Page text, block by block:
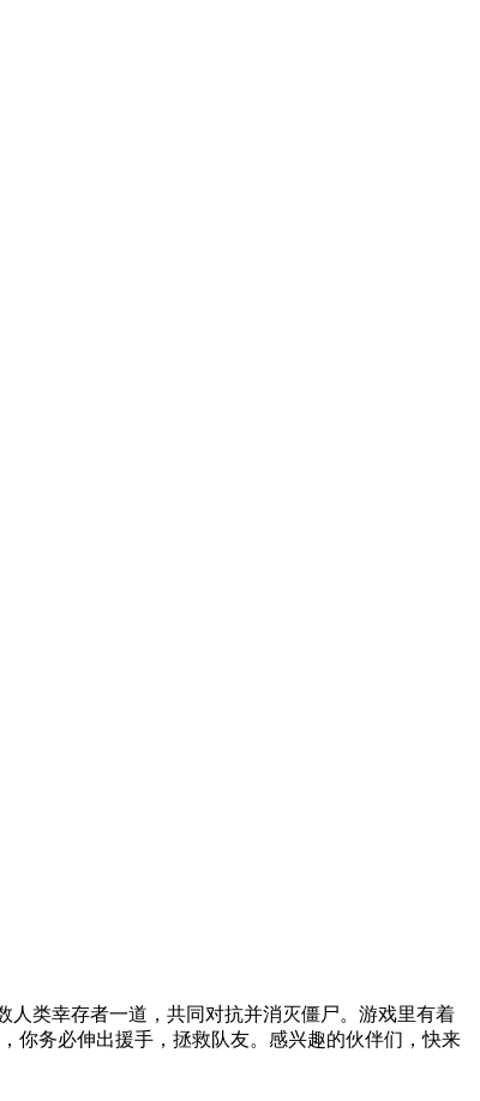
人类幸存者一道，共同对抗并消灭僵尸。游戏里有着
你务必伸出援手，拯救队友。感兴趣的伙伴们，快来